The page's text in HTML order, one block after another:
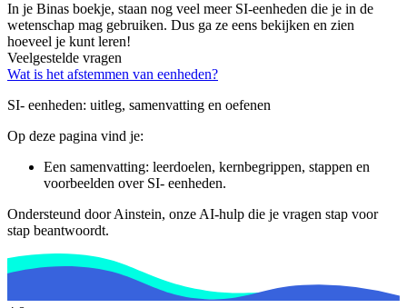
In je Binas boekje, staan nog veel meer SI-eenheden die je in de
wetenschap mag gebruiken. Dus ga ze eens bekijken en zien
hoeveel je kunt leren!
Veelgestelde vragen
Wat is het afstemmen van eenheden?
SI- eenheden: uitleg, samenvatting en oefenen
Op deze pagina vind je:
Een samenvatting: leerdoelen, kernbegrippen, stappen en
voorbeelden over SI- eenheden.
Ondersteund door Ainstein, onze AI-hulp die je vragen stap voor
stap beantwoordt.